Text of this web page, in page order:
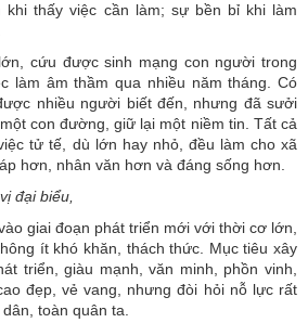
khi thấy việc cần làm; sự bền bỉ khi làm
cứu được sinh mạng con người trong
làm âm thầm qua nhiều năm tháng. Có
nhiều người biết đến, nhưng đã sưởi
con đường, giữ lại một niềm tin. Tất cả
tử tế, dù lớn hay nhỏ, đều làm cho xã
hơn, nhân văn hơn và đáng sống hơn.
đại biểu,
giai đoạn phát triển mới với thời cơ lớn,
ít khó khăn, thách thức. Mục tiêu xây
triển, giàu mạnh, văn minh, phồn vinh,
đẹp, vẻ vang, nhưng đòi hỏi nỗ lực rất
toàn quân ta.